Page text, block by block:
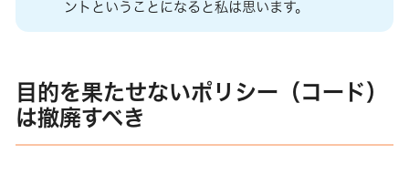
ントということになると私は思います。
目的を果たせないポリシー（コード）
は撤廃すべき